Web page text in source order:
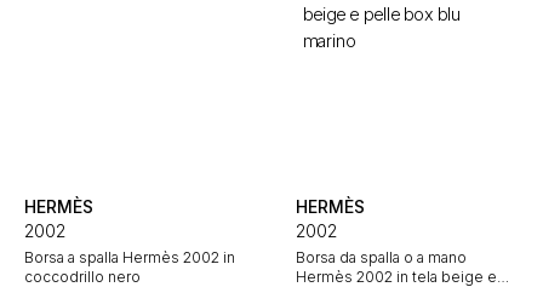
HERMÈS
2002
Borsa a spalla Hermès 2002 in
coccodrillo nero
HERMÈS
2002
Borsa da spalla o a mano
Hermès 2002 in tela beige e